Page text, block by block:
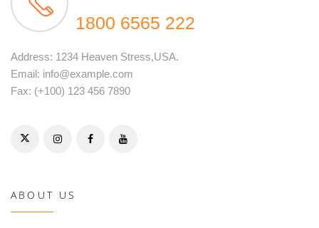
1800 6565 222
Address: 1234 Heaven Stress,USA.
Email: info@example.com
Fax: (+100) 123 456 7890
ABOUT US